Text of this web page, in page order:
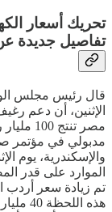
تحريك أسعار
تفاصيل جديدة
قال رئيس مجلس
مدبولي في مؤتمر
والإسكندرية، يوم
تم زيادة سعر أردب
هذه